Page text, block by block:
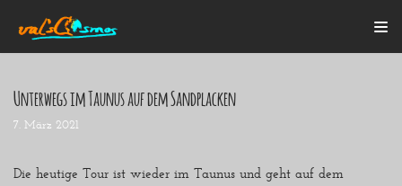
Zum
Inhalt
Startseite
Unterwegs im Taunus auf dem Sandplacken
7. März 2021
Die heutige Tour ist wieder im Taunus und geht auf dem